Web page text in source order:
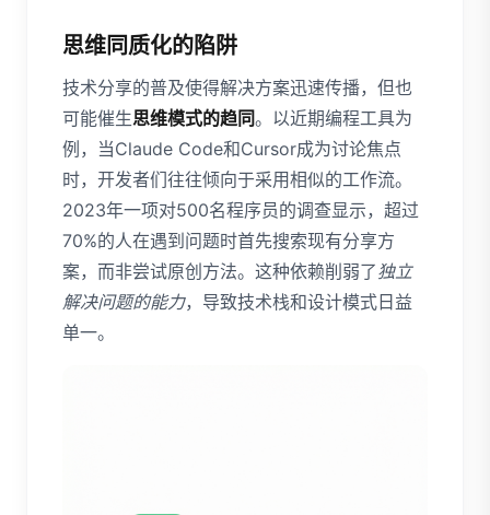
思维同质化的陷阱
技术分享的普及使得解决方案迅速传播，但也
可能催生思维模式的趋同。以近期编程工具为
例，当Claude Code和Cursor成为讨论焦点
时，开发者们往往倾向于采用相似的工作流。
2023年一项对500名程序员的调查显示，超过
70%的人在遇到问题时首先搜索现有分享方
案，而非尝试原创方法。这种依赖削弱了独立
解决问题的能力，导致技术栈和设计模式日益
单一。